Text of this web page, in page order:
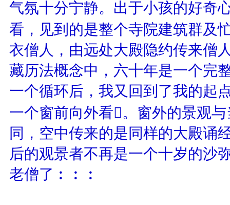
气氛十分宁静。出于小孩的好奇
看，见到的是整个寺院建筑群及
衣僧人，由远处大殿隐约传来僧
藏历法概念中，六十年是一个完
一个循环后，我又回到了我的起
一个窗前向外看。窗外的景观
同，空中传来的是同样的大殿诵
后的观景者不再是一个十岁的沙
老僧了︰︰︰